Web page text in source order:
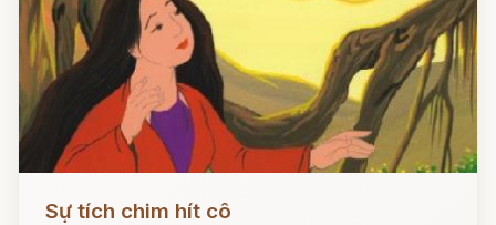
Sự tích chim hít cô